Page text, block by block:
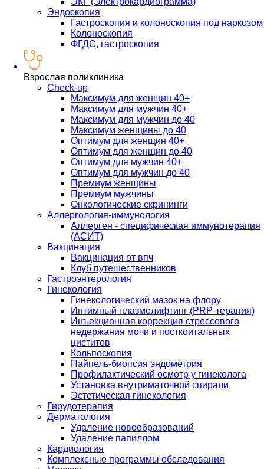
Эндоскопия
Гастроскопия и колоноскопия под наркозом
Колоноскопия
ФГДС, гастроскопия
Взрослая поликлиника
Check-up
Максимум для женщин 40+
Максимум для мужчин 40+
Максимум для мужчин до 40
Максимум женщины до 40
Оптимум для женщин 40+
Оптимум для женщин до 40
Оптимум для мужчин 40+
Оптимум для мужчин до 40
Премиум женщины
Премиум мужчины
Онкологические скрининги
Аллергология-иммунология
Аллерген - специфическая иммунотерапия
(АСИТ)
Вакцинация
Вакцинация от впч
Клуб путешественников
Гастроэнтерология
Гинекология
Гинекологический мазок на флору
Интимный плазмолифтинг (PRP-терапия)
Инъекционная коррекция стрессового
недержания мочи и посткоитальных
циститов
Кольпоскопия
Пайпель-биопсия эндометрия
Профилактический осмотр у гинеколога
Установка внутриматочной спирали
Эстетическая гинекология
Гирудотерапия
Дерматология
Удаление новообразований
Удаление папиллом
Кардиология
Комплексные программы обследования